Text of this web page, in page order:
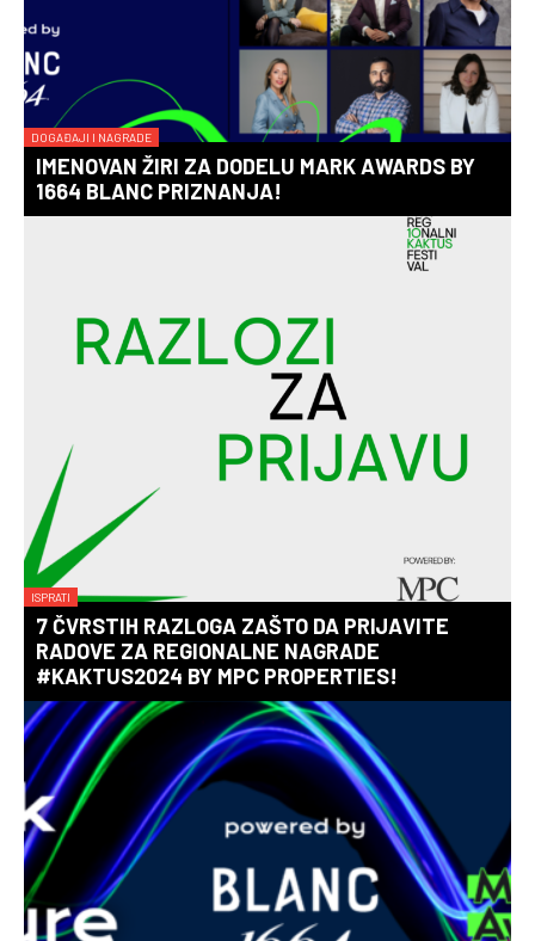
DOGAĐAJI I NAGRADE
IMENOVAN ŽIRI ZA DODELU MARK AWARDS BY
1664 BLANC PRIZNANJA!
ISPRATI
7 ČVRSTIH RAZLOGA ZAŠTO DA PRIJAVITE
RADOVE ZA REGIONALNE NAGRADE
#KAKTUS2024 BY MPC PROPERTIES!